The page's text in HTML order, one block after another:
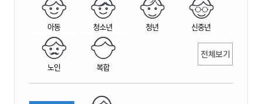
아동 청소년 청년 신중년
노인 복합
전체보기